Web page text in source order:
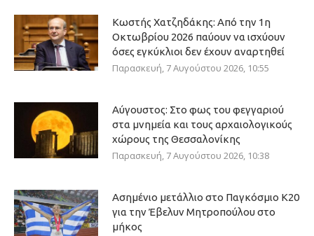
Κωστής Χατζηδάκης: Από την 1η
Οκτωβρίου 2026 παύουν να ισχύουν
όσες εγκύκλιοι δεν έχουν αναρτηθεί
Παρασκευή, 7 Αυγούστου 2026, 10:55
Αύγουστος: Στο φως του φεγγαριού
στα μνημεία και τους αρχαιολογικούς
χώρους της Θεσσαλονίκης
Παρασκευή, 7 Αυγούστου 2026, 10:38
Ασημένιο μετάλλιο στο Παγκόσμιο Κ20
για την Έβελυν Μητροπούλου στο
μήκος